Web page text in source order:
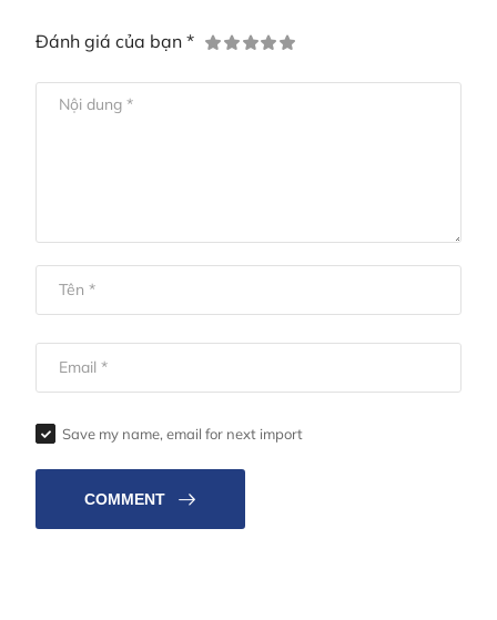
Đánh giá của bạn *
Save my name, email for next import
COMMENT